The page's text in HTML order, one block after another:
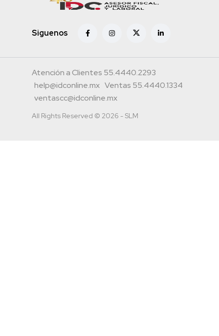
Siguenos
Atención a Clientes 55.4440.2293
help@idconline.mx Ventas 55.4440.1334
ventascc@idconline.mx
All Rights Reserved © 2026 - SLM